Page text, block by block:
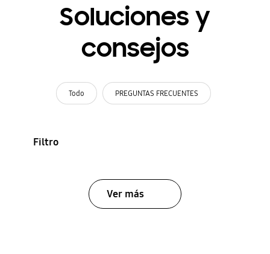
Soluciones y
consejos
Todo PREGUNTAS FRECUENTES
Filtro
Ver más